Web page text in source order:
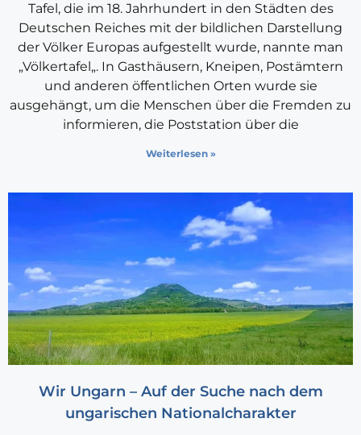
Tafel, die im 18. Jahrhundert in den Städten des
Deutschen Reiches mit der bildlichen Darstellung
der Völker Europas aufgestellt wurde, nannte man
„Völkertafel„. In Gasthäusern, Kneipen, Postämtern
und anderen öffentlichen Orten wurde sie
ausgehängt, um die Menschen über die Fremden zu
informieren, die Poststation über die
Weiterlesen »
Wir Ungarn – Auf der Suche nach dem
ungarischen Nationalcharakter